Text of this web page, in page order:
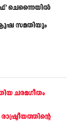
ചെന്നൈയിൽ
സമതിയും
ചരമഗീതം